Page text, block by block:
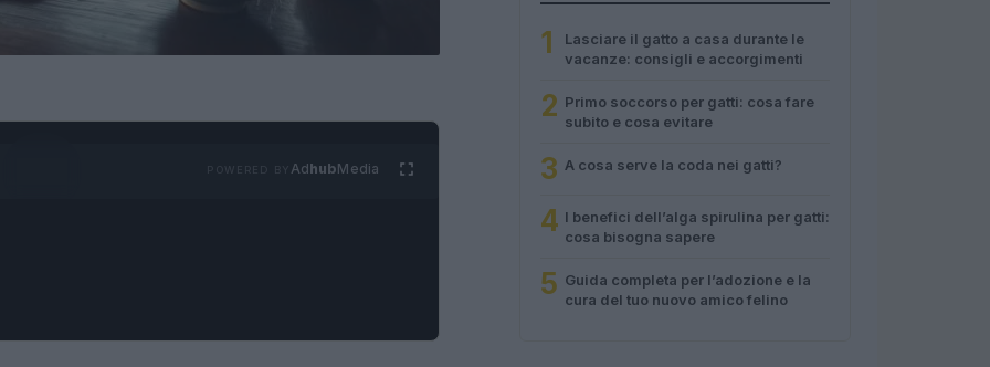
AdhubMedia
1
Lasciare il gatto a casa durante le
vacanze: consigli e accorgimenti
2 Primo soccorso per gatti: cosa fare
subito e cosa evitare
3 A cosa serve la coda nei gatti?
4 I benefici dell’alga spirulina per gatti:
cosa bisogna sapere
5 Guida completa per l’adozione e la
cura del tuo nuovo amico felino